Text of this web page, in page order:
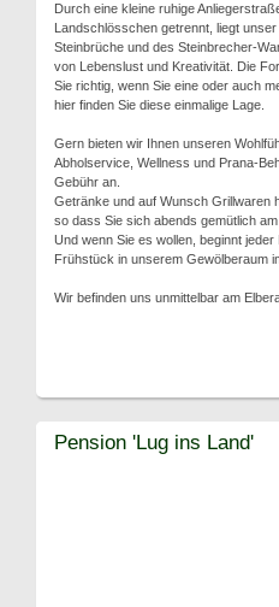
Durch eine kleine ruhige
Landschlösschen getrennt, liegt
Steinbrüche und des Steinbrecher-
von Lebenslust und Kreativität. Die
Sie richtig, wenn Sie eine oder auch
hier finden Sie diese einmalige Lage.
Gern bieten wir Ihnen unseren
Abholservice, Wellness und Prana-
Gebühr an.
Getränke und auf Wunsch Grillwaren
so dass Sie sich abends gemütlich
Und wenn Sie es wollen, beginnt
Frühstück in unserem Gewölberaum
Wir befinden uns unmittelbar am
Pension 'Lug ins Land'